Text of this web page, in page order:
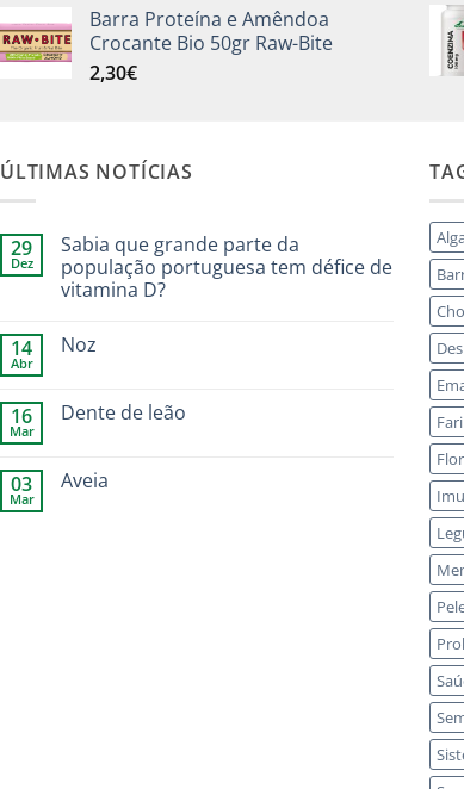
Barra Proteína e Amêndoa
Crocante Bio 50gr Raw-Bite
2,30€
ÚLTIMAS NOTÍCIAS
29
Dez
Sabia que grande parte da
população portuguesa tem défice de
vitamina D?
14
Abr
Noz
16
Mar
Dente de leão
03
Mar
Aveia